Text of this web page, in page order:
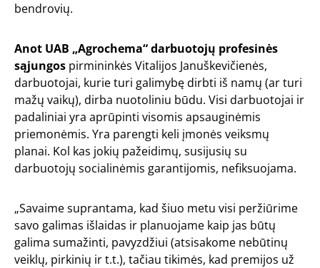
bendrovių.
Anot UAB „Agrochema“ darbuotojų profesinės
sąjungos pirmininkės Vitalijos Januškevičienės,
darbuotojai, kurie turi galimybę dirbti iš namų (ar turi
mažų vaikų), dirba nuotoliniu būdu. Visi darbuotojai ir
padaliniai yra aprūpinti visomis apsauginėmis
priemonėmis. Yra parengti keli įmonės veiksmų
planai. Kol kas jokių pažeidimų, susijusių su
darbuotojų socialinėmis garantijomis, nefiksuojama.
„Savaime suprantama, kad šiuo metu visi peržiūrime
savo galimas išlaidas ir planuojame kaip jas būtų
galima sumažinti, pavyzdžiui (atsisakome nebūtinų
veiklų, pirkinių ir t.t.), tačiau tikimės, kad premijos už